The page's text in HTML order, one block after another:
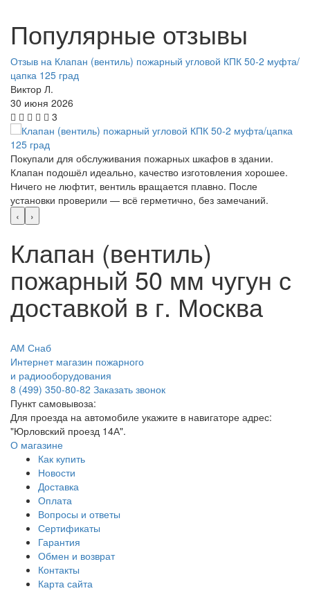
Популярные отзывы
Отзыв на Клапан (вентиль) пожарный угловой КПК 50-2 муфта/
цапка 125 град
Виктор Л.
30 июня 2026
3
Покупали для обслуживания пожарных шкафов в здании.
Клапан подошёл идеально, качество изготовления хорошее.
Ничего не люфтит, вентиль вращается плавно. После
установки проверили — всё герметично, без замечаний.
‹
›
Клапан (вентиль)
пожарный 50 мм чугун с
доставкой в г. Москва
АМ Снаб
Интернет магазин пожарного
и радиооборудования
8 (499) 350-80-82 Заказать звонок
Пункт самовывоза:
Для проезда на автомобиле укажите в навигаторе адрес:
"Юрловский проезд 14А".
О магазине
Как купить
Новости
Доставка
Оплата
Вопросы и ответы
Сертификаты
Гарантия
Обмен и возврат
Контакты
Карта сайта